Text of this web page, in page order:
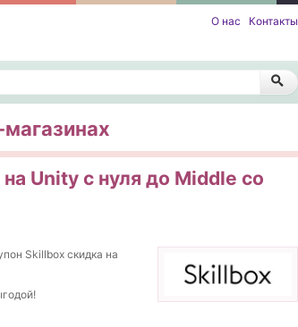
О нас Контакты
Unity с нуля до Middle со
Skillbox скидка на